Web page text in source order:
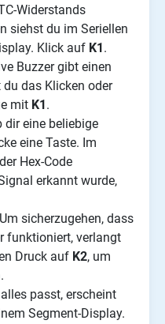
Widerstands
siehst du im Seriellen
Klick auf K1.
Buzzer gibt einen
das Klicken oder
mit K1.
dir eine beliebige
eine Taste. Im
Hex-Code
erkannt wurde,
Um sicherzugehen, dass
funktioniert, verlangt
Druck auf K2, um
passt, erscheint
Segment-Display.